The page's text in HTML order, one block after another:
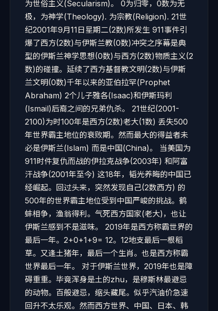
为世俗主义(Secularism)。 0为归零，0数为无
极，为神学(Theology). 为宗教(Religion). 21世
纪2001年9月11日星期二(2数)所发生 911事件引
爆了西方(2数)与伊斯兰教(0数)冲突之序幕是典
型的伊斯兰神学思想(0数)与西方(2数)物质主义(2
数)的碰撞。延续了西方基督教文明(2数)与伊斯
兰文明(0数)千年以来的亚伯拉罕(Prophet
Abraham) 2个儿子雅各(Isaac)和伊斯玛利
(Ismail)后裔之间的兄弟仇杀。 21世纪(2001-
2100)为时100年是西方(2数)老大(1数) 丢失500
年世界霸主地位的衰败期。然而最大的得益者未
必是伊斯兰(Islam) 而是中国(China)。 当美国为
911时件复仇而战的伊拉克战争(2003年) 和阿富
汗战争(2001年至今) 这18年，韬光养晦的中国已
经崛起。回过头来，突然发现自己(2数西方) 的
500年的世界霸主地位受到中国严峻的挑战。鹤
蚌相争，渔翁得利。气死西方国家(老大)，也让
伊斯兰感到不是滋味。 2019年是西方称霸世界的
最后一年。2+0+1+9= 12。12地支最后一根稻
草。又逢土猪年，最后一个生肖。也是西方称霸
世界最后一年。 对于伊斯兰世界，2019年也是障
碍重重。毕竟浑身是土的zhu，是穆斯林最避忌
的动物。百般避忌，缩头藏尾。似乎汽油价急速
回升不太乐观。然而西方世界、中国、日本、韩